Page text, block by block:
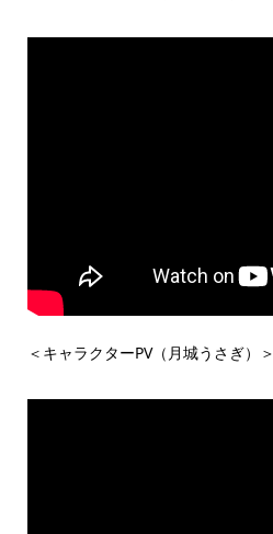
＜キャラクターPV（月城うさぎ）＞